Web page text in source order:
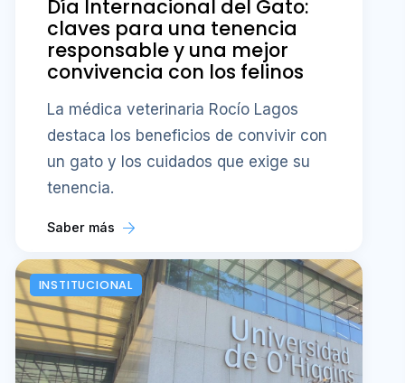
Día Internacional del Gato:
claves para una tenencia
responsable y una mejor
convivencia con los felinos
La médica veterinaria Rocío Lagos
destaca los beneficios de convivir con
un gato y los cuidados que exige su
tenencia.
Saber más
INSTITUCIONAL